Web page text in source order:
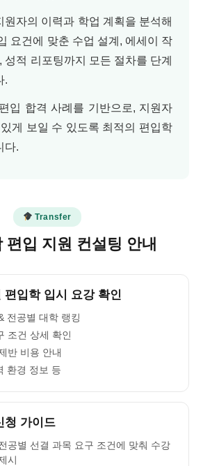
원자의 이력과 학업 계획을 분석해
요건에 맞춘 수업 설계, 에세이 작
성적 리포팅까지 모든 절차를 단계
.
입 합격 사례를 기반으로, 지원자
게 보일 수 있도록 최적의 편입학
다.
Transfer
편입 지원 컨설팅 안내
편입학 입시 요강 확인
전공별 대학 랭킹
조건 상세 확인
반 비용 안내
환경 정보 등
청 가이드
공별 선결 과목 요구 조건에 맞춰 수강
시